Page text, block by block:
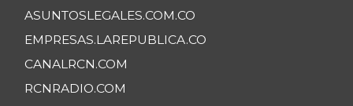
ASUNTOSLEGALES.COM.CO
EMPRESAS.LAREPUBLICA.CO
CANALRCN.COM
RCNRADIO.COM